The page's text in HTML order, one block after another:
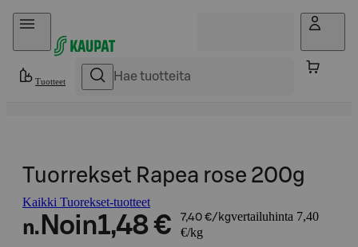
Hyppää sisältöön
Tuotteet
Tuorrekset Rapea rose 200g
Kaikki Tuorekset-tuotteet
n. Noin1,48 € 7,40 €/kgvertailuhinta 7,40
€/kg